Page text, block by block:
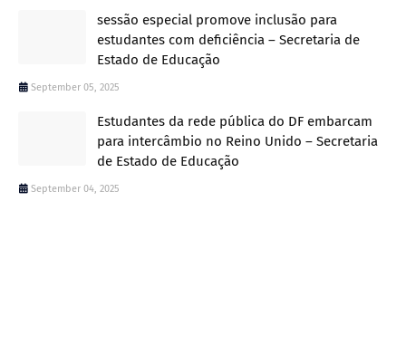
sessão especial promove inclusão para
estudantes com deficiência – Secretaria de
Estado de Educação
September 05, 2025
Estudantes da rede pública do DF embarcam
para intercâmbio no Reino Unido – Secretaria
de Estado de Educação
September 04, 2025